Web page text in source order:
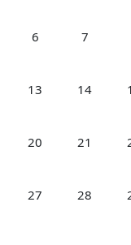
Nėra įvykių,
6 Nėra
7
Nėra įvykių,
13 Nėra
14
Nėra įvykių,
20 Nėra
21
Nėra įvykių,
27 Nėra
28